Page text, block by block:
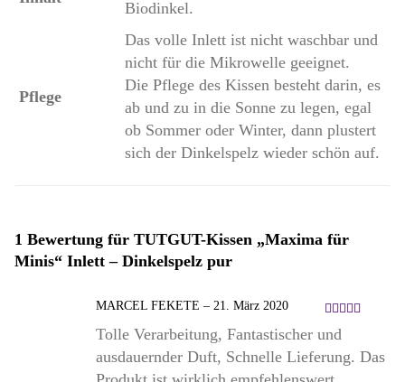
Biodinkel.
Pflege
Das volle Inlett ist nicht waschbar und
nicht für die Mikrowelle geeignet.
Die Pflege des Kissen besteht darin, es
ab und zu in die Sonne zu legen, egal
ob Sommer oder Winter, dann plustert
sich der Dinkelspelz wieder schön auf.
1 Bewertung für TUTGUT-Kissen „Maxima für
Minis“ Inlett – Dinkelspelz pur
MARCEL FEKETE – 21. März 2020
Bewertet
mit
von 5
Tolle Verarbeitung, Fantastischer und
ausdauernder Duft, Schnelle Lieferung. Das